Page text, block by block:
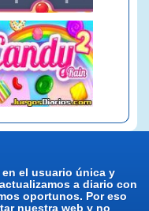
el usuario única y
a diario con
oportunos. Por eso
nuestra web y no